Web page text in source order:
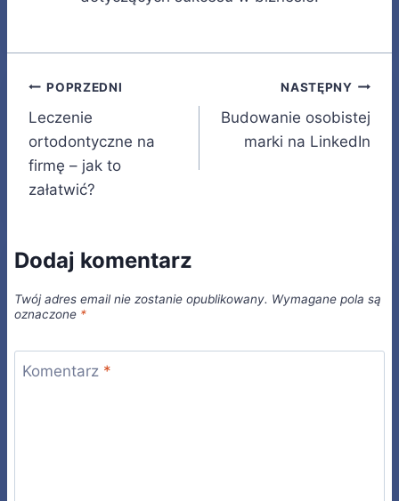
Nawigacja
wpisu
POPRZEDNI
Leczenie
ortodontyczne na
firmę – jak to
załatwić?
NASTĘPNY
Budowanie osobistej
marki na LinkedIn
Dodaj komentarz
Twój adres email nie zostanie opublikowany. Wymagane pola są
oznaczone *
Komentarz *